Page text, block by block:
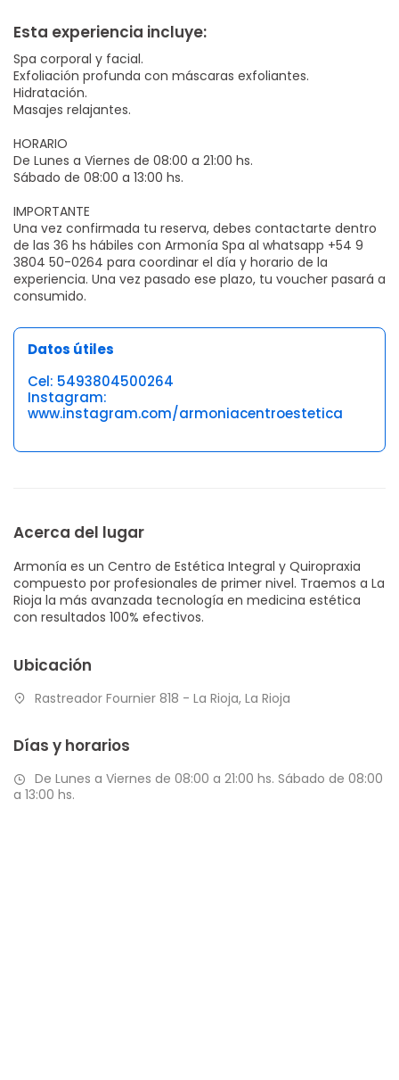
Esta experiencia incluye:
Spa corporal y facial.
Exfoliación profunda con máscaras exfoliantes.
Hidratación.
Masajes relajantes.
HORARIO
De Lunes a Viernes de 08:00 a 21:00 hs.
Sábado de 08:00 a 13:00 hs.
IMPORTANTE
Una vez confirmada tu reserva, debes contactarte dentro
de las 36 hs hábiles con Armonía Spa al whatsapp +54 9
3804 50-0264 para coordinar el día y horario de la
experiencia. Una vez pasado ese plazo, tu voucher pasará a
consumido.
Datos útiles
Cel: 5493804500264
Instagram:
www.instagram.com/armoniacentroestetica
Acerca del lugar
Armonía es un Centro de Estética Integral y Quiropraxia
compuesto por profesionales de primer nivel. Traemos a La
Rioja la más avanzada tecnología en medicina estética
con resultados 100% efectivos.
Ubicación
Rastreador Fournier 818 - La Rioja, La Rioja
Días y horarios
De Lunes a Viernes de 08:00 a 21:00 hs. Sábado de 08:00
a 13:00 hs.